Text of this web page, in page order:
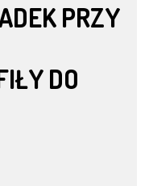
PRZY
DO